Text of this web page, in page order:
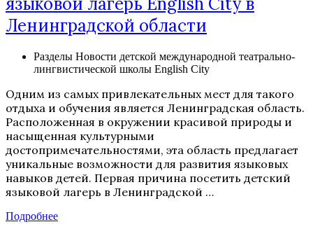
Ленинградской области
Разделы Новости детской международной театрально-
лингвистической школы English City
Одним из самых привлекательных мест для такого
отдыха и обучения является Ленинградская область.
Расположенная в окружении красивой природы и
насыщенная культурными
достопримечательностями, эта область предлагает
уникальные возможности для развития языковых
навыков детей. Первая причина посетить детский
языковой лагерь в Ленинградской …
Подробнее